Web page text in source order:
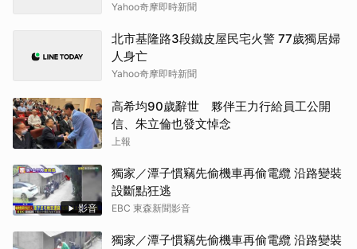
Yahoo奇摩即時新聞
北市基隆路3段鐵皮屋民宅火警 77歲獨居婦
人身亡
Yahoo奇摩即時新聞
高希均90歲辭世 夥伴王力行給員工公開
信、朱立倫也發文悼念
上報
影音
獨家／潭子慣竊先偷機車再偷電纜 沿路變裝
設斷點狂逃
EBC 東森新聞影音
獨家／潭子慣竊先偷機車再偷電纜 沿路變裝